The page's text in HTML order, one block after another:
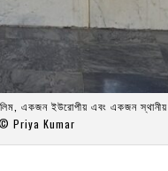
একজন ইউরোপীয় এবং একজন স্থানীয়
© Priya Kumar